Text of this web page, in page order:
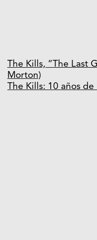
The Kills, “The Last
Morton)
The Kills: 10 años